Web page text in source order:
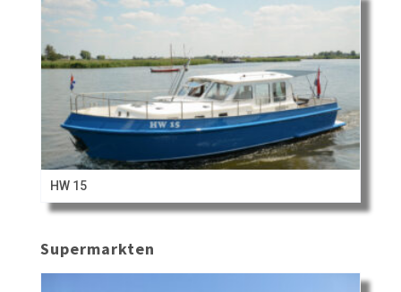
HW 15
Supermarkten